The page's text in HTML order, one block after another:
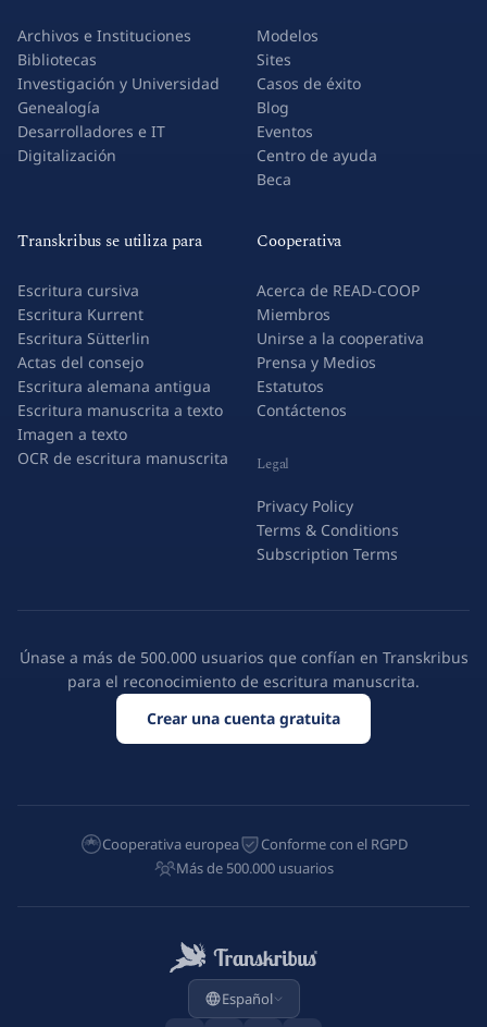
Archivos e Instituciones
Bibliotecas
Investigación y Universidad
Genealogía
Desarrolladores e IT
Digitalización
Modelos
Sites
Casos de éxito
Blog
Eventos
Centro de ayuda
Beca
Transkribus se utiliza para
Escritura cursiva
Escritura Kurrent
Escritura Sütterlin
Actas del consejo
Escritura alemana antigua
Escritura manuscrita a texto
Imagen a texto
OCR de escritura manuscrita
Cooperativa
Acerca de READ-COOP
Miembros
Unirse a la cooperativa
Prensa y Medios
Estatutos
Contáctenos
Legal
Privacy Policy
Terms & Conditions
Subscription Terms
Únase a más de 500.000 usuarios que confían en Transkribus
para el reconocimiento de escritura manuscrita.
Crear una cuenta gratuita
Cooperativa europea
Conforme con el RGPD
Más de 500.000 usuarios
Español